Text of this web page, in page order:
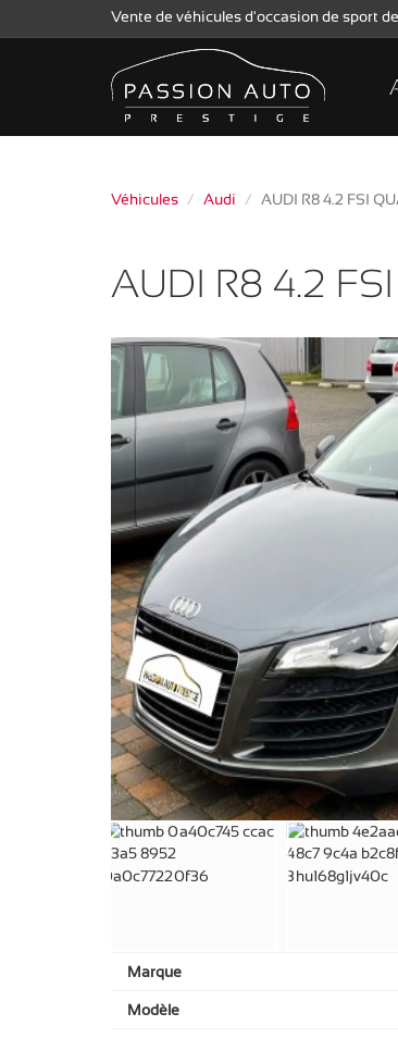
Vente de véhicules d'occasion de sport
Véhicules Audi AUDI R8 4.2 FSI
AUDI R8 4.2
Marque
Modèle